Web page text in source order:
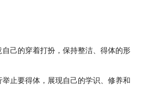
自己的穿着打扮，保持整洁、得体的形
止要得体，展现自己的学识、修养和